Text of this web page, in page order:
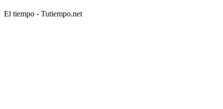
El tiempo - Tutiempo.net